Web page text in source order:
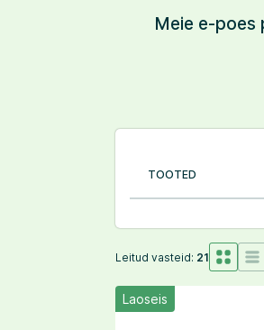
Meie e-poes
TOOTED
Leitud vasteid: 21
Laoseis